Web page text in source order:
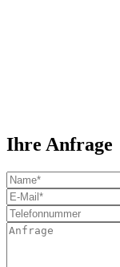
Ihre Anfrage